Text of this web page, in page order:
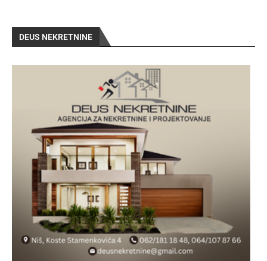
DEUS NEKRETNINE